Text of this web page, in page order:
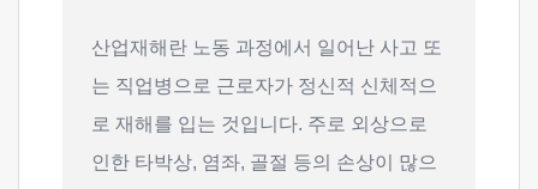
산업재해란 노동 과정에서 일어난 사고 또
는 직업병으로 근로자가 정신적 신체적으
로 재해를 입는 것입니다. 주로 외상으로
인한 타박상, 염좌, 골절 등의 손상이 많으